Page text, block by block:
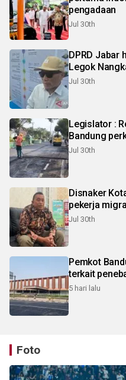
pengadaan
Jul 30th
DPRD Jabar
Legok
Jul 30th
Legislator : Rekonstruksi Jalan Soreang-
Bandung
Jul 30th
Disnaker
pekerja
Jul 30th
Pemkot
terkait
5 hari lalu
Foto